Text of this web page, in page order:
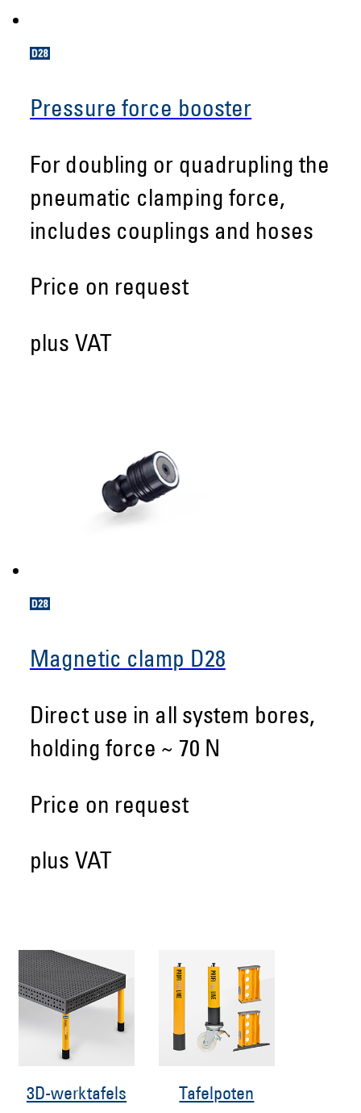
Pressure force booster
For doubling or quadrupling the
pneumatic clamping force,
includes couplings and hoses
Price on request
plus VAT
Magnetic clamp D28
Direct use in all system bores,
holding force ~ 70 N
Price on request
plus VAT
3D-werktafels Tafelpoten